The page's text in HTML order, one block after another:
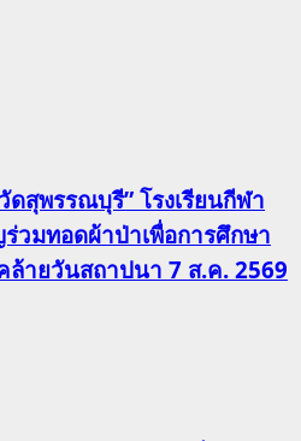
ดสุพรรณบุรี” โรงเรียนกีฬา
วมทอดผ้าป่าเพื่อการศึกษา
ายวันสถาปนา 7 ส.ค. 2569